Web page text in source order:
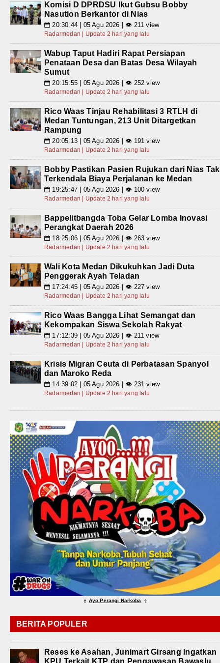
Komisi D DPRDSU Ikut Gubsu Bobby
Nasution Berkantor di Nias
📅 20:30:44 | 05 Agu 2026 | 👁 211 view
Radarmedan | Update 2 hari yang lalu
Wabup Taput Hadiri Rapat Persiapan
Penataan Desa dan Batas Desa Wilayah
Sumut
📅 20:15:55 | 05 Agu 2026 | 👁 252 view
Radarmedan | Update 2 hari yang lalu
Rico Waas Tinjau Rehabilitasi 3 RTLH di
Medan Tuntungan, 213 Unit Ditargetkan
Rampung
📅 20:05:13 | 05 Agu 2026 | 👁 191 view
Radarmedan | Update 2 hari yang lalu
Bobby Pastikan Pasien Rujukan dari Nias Tak
Terkendala Biaya Perjalanan ke Medan
📅 19:25:47 | 05 Agu 2026 | 👁 100 view
Radarmedan | Update 2 hari yang lalu
Bappelitbangda Toba Gelar Lomba Inovasi
Perangkat Daerah 2026
📅 18:25:06 | 05 Agu 2026 | 👁 263 view
Radarmedan | Update 2 hari yang lalu
Wali Kota Medan Dikukuhkan Jadi Duta
Penggerak Ayah Teladan
📅 17:24:45 | 05 Agu 2026 | 👁 227 view
Radarmedan | Update 2 hari yang lalu
Rico Waas Bangga Lihat Semangat dan
Kekompakan Siswa Sekolah Rakyat
📅 17:12:39 | 05 Agu 2026 | 👁 211 view
Radarmedan | Update 2 hari yang lalu
Krisis Migran Ceuta di Perbatasan Spanyol
dan Maroko Reda
📅 14:39:02 | 05 Agu 2026 | 👁 231 view
Radarmedan | Update 2 hari yang lalu
⇑ Ayo Perangi Narkoba ⇑
BERITA POPULER
Reses ke Asahan, Junimart Girsang Ingatkan